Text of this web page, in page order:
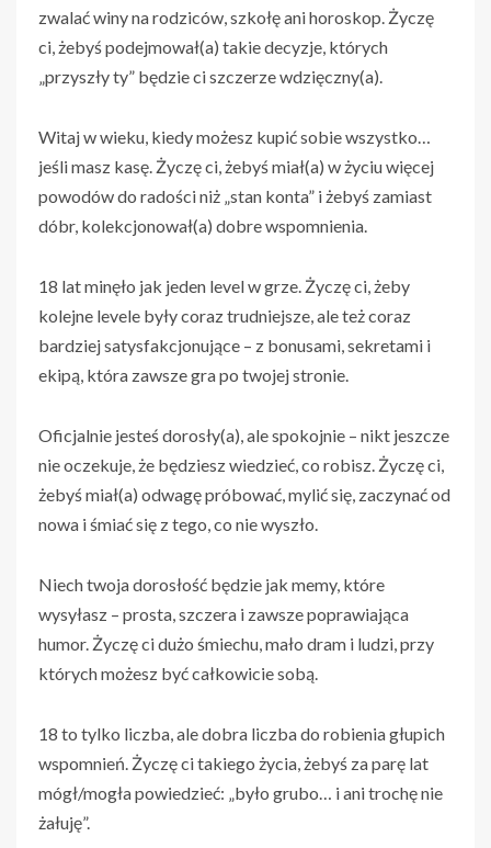
zwalać winy na rodziców, szkołę ani horoskop. Życzę
ci, żebyś podejmował(a) takie decyzje, których
„przyszły ty” będzie ci szczerze wdzięczny(a).
Witaj w wieku, kiedy możesz kupić sobie wszystko…
jeśli masz kasę. Życzę ci, żebyś miał(a) w życiu więcej
powodów do radości niż „stan konta” i żebyś zamiast
dóbr, kolekcjonował(a) dobre wspomnienia.
18 lat minęło jak jeden level w grze. Życzę ci, żeby
kolejne levele były coraz trudniejsze, ale też coraz
bardziej satysfakcjonujące – z bonusami, sekretami i
ekipą, która zawsze gra po twojej stronie.
Oficjalnie jesteś dorosły(a), ale spokojnie – nikt jeszcze
nie oczekuje, że będziesz wiedzieć, co robisz. Życzę ci,
żebyś miał(a) odwagę próbować, mylić się, zaczynać od
nowa i śmiać się z tego, co nie wyszło.
Niech twoja dorosłość będzie jak memy, które
wysyłasz – prosta, szczera i zawsze poprawiająca
humor. Życzę ci dużo śmiechu, mało dram i ludzi, przy
których możesz być całkowicie sobą.
18 to tylko liczba, ale dobra liczba do robienia głupich
wspomnień. Życzę ci takiego życia, żebyś za parę lat
mógł/mogła powiedzieć: „było grubo… i ani trochę nie
żałuję”.